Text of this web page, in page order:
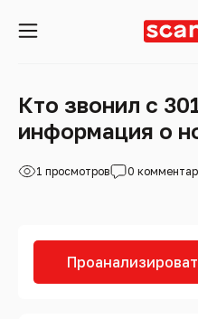
Кто звонил с
информация о
1 просмотров 0